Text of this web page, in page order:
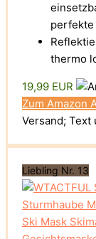
perfekte
thermo
19,99 EUR
Zum Amazon
Versand; Text
Liebling Nr. 13